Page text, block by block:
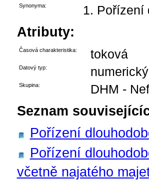
Synonyma: Pořízení
Atributy:
Časová charakteristika: toková
Datový typ: numerický
Skupina: DHM -
Seznam
Pořízení
Pořízení
včetně najatého